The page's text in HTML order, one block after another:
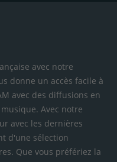
avec notre
donne un accès facile à
avec des diffusions en
Avec notre
avec les dernières
d'une sélection
Que vous préfériez la